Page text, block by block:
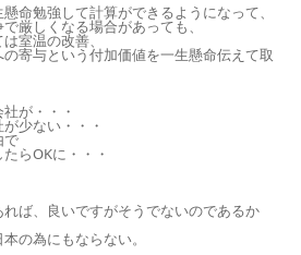
命勉強して計算ができるようになって、
厳しくなる場合があっても、
室温の改善、
寄与という付加価値を一生懸命伝えて取
が・・・
少ない・・・
で
らOKに・・・
ば、良いですがそうでないのであるか
の為にもならない。